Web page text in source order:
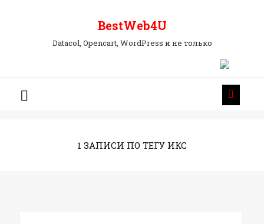
BestWeb4U
BestWeb4U
Datacol, Opencart, WordPress и не только
1 ЗАПИСИ ПО ТЕГУ ИКС